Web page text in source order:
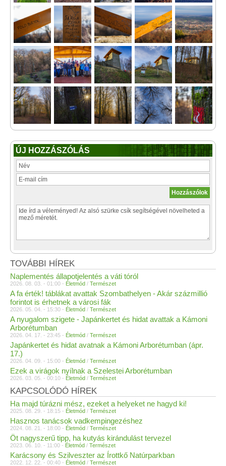
ÚJ HOZZÁSZÓLÁS
TOVÁBBI HÍREK
Naplementés állapotjelentés a váti tóról
2026. 08. 03. - 01:00 - Életmód / Természet
A fa érték! táblákat avattak Szombathelyen - Akár százmillió
forintot is érhetnek a városi fák
2026. 05. 04. - 15:30 - Életmód / Természet
A nyugalom szigete - Japánkertet és hidat avattak a Kámoni
Arborétumban
2026. 04. 17. - 23:45 - Életmód / Természet
Japánkertet és hidat avatnak a Kámoni Arborétumban (ápr.
17.)
2026. 04. 09. - 15:00 - Életmód / Természet
Ezek a virágok nyílnak a Szelestei Arborétumban
2026. 03. 05. - 00:10 - Életmód / Természet
KAPCSOLÓDÓ HÍREK
Ha majd túrázni mész, ezeket a helyeket ne hagyd ki!
2025. 08. 29. - 18:15 - Életmód / Természet
Hasznos tanácsok vadkempingezéshez
2024. 08. 21. - 18:00 - Életmód / Természet
Öt nagyszerű tipp, ha kutyás kirándulást tervezel
2023. 06. 10. - 11:00 - Életmód / Természet
Karácsony és Szilveszter az Írottkő Natúrparkban
2022. 12. 22. - 00:40 - Életmód / Természet